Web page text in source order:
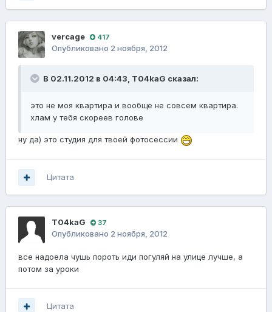
vercage 417
Опубликовано 2 ноября, 2012
В 02.11.2012 в 04:43, T04kaG сказал:
это не моя квартира и вообще не совсем квартира.
хлам у тебя скореев голове
ну да) это студия для твоей фотосессии
Цитата
T04kaG 37
Опубликовано 2 ноября, 2012
все надоела чушь пороть иди погуляй на улице лучше, а
потом за уроки
Цитата